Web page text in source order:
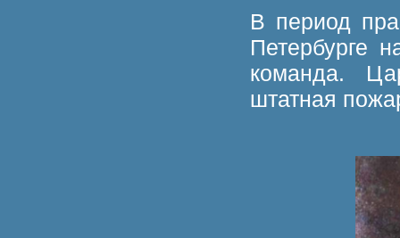
В период
Петербурге
команда.
штатная